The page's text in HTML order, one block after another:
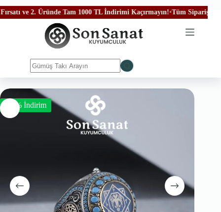
2. Üründe Tam 1000 TL İndirimi Kaçırmayın!•Tüm Siparişleriniz
-50% İndirim